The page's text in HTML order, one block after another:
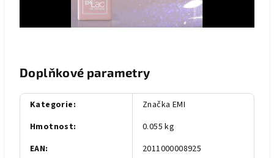
Doplňkové parametry
Kategorie:
Značka EMI
Hmotnost:
0.055 kg
EAN:
2011000008925